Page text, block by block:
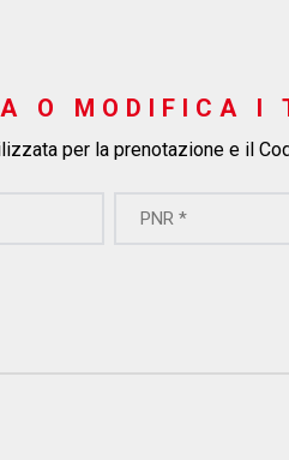
O MODIFICA I
per la prenotazione e il